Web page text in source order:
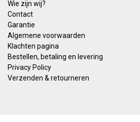
Wie zijn wij?
Contact
Garantie
Algemene voorwaarden
Klachten pagina
Bestellen, betaling en levering
Privacy Policy
Verzenden & retourneren